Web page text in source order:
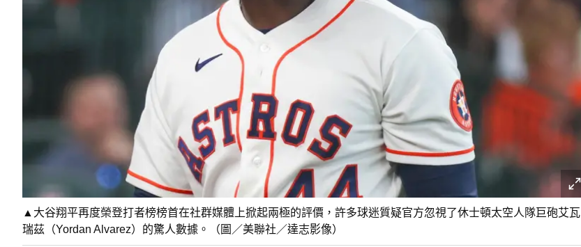
▲大谷翔平再度榮登打者榜榜首在社群媒體上掀起兩極的評價，許多球迷質疑官方忽視了休士頓太空人隊巨砲艾瓦
瑞茲（Yordan Alvarez）的驚人數據。（圖／美聯社／達志影像）